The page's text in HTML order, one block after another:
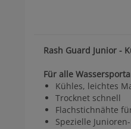
Rash Guard Junior -
Für alle
Kühles, leichtes
Trocknet schnell
Flachstichnähte
Spezielle